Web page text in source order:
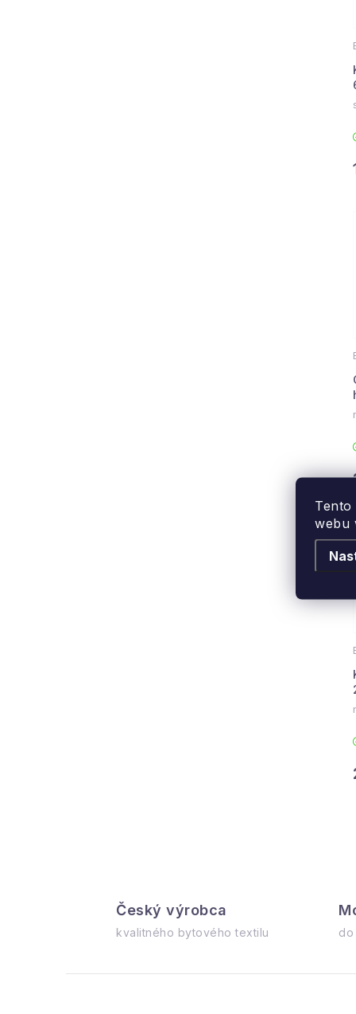
webu
l
á
Český výrobca
kvalitného bytového textilu do